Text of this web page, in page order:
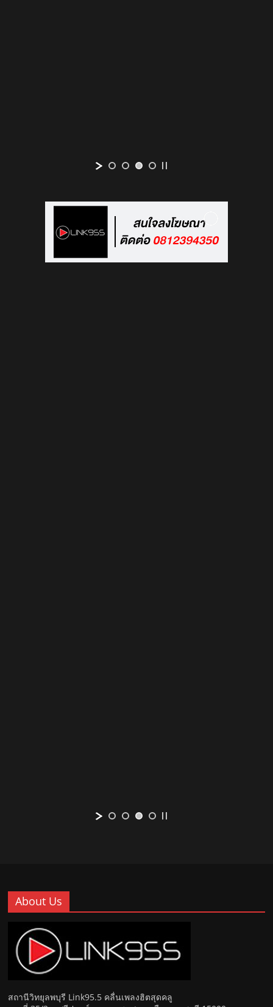
About Us
สถานีวิทยุลพบุรี Link95.5 คลื่นเพลงฮิตสุดคลู